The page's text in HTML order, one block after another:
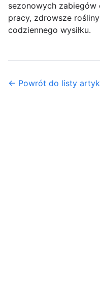
sezonowych zabiegów
pracy, zdrowsze
codziennego wysiłku.
← Powrót do listy